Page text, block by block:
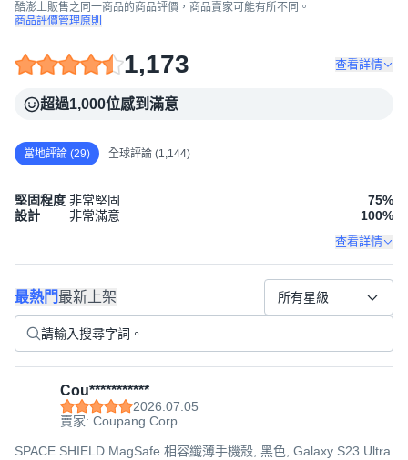
酷澎上販售之同一商品的商品評價，商品賣家可能有所不同。
商品評價管理原則
1,173 查看詳情
超過1,000位感到滿意
當地評論 (29) 全球評論 (1,144)
堅固程度 非常堅固 75%
設計
非常滿意 100%
查看詳情
最熱門最新上架 所有星級
Cou***********
2026.07.05
賣家: Coupang Corp.
SPACE SHIELD MagSafe 相容纖薄手機殼, 黑色, Galaxy S23 Ultra